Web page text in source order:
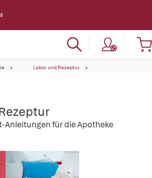
Labor und Rezeptur
für die Apotheke